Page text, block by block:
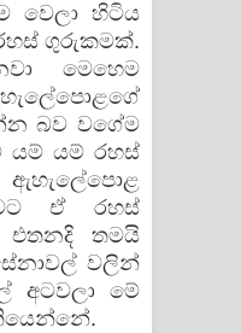
වෙලා හිටිය
ගුරුකමක්.
මෙහෙම
බව වගේම
යම් යම් රහස්
ඒ රහස්
තමයි
වලින්
අටවලා මේ